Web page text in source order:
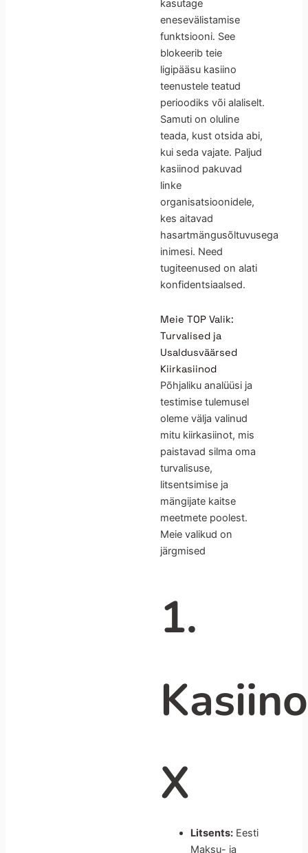
kasutage
enesevälistamise
funktsiooni. See
blokeerib teie
ligipääsu kasiino
teenustele teatud
perioodiks või alaliselt.
Samuti on oluline
teada, kust otsida abi,
kui seda vajate. Paljud
kasiinod pakuvad
linke
organisatsioonidele,
kes aitavad
hasartmängusõltuvusega
inimesi. Need
tugiteenused on alati
konfidentsiaalsed.
Meie TOP Valik:
Turvalised ja
Usaldusväärsed
Kiirkasiinod
Põhjaliku analüüsi ja
testimise tulemusel
oleme välja valinud
mitu kiirkasiinot, mis
paistavad silma oma
turvalisuse,
litsentsimise ja
mängijate kaitse
meetmete poolest.
Meie valikud on
järgmised
1.
Kasiino
X
Litsents: Eesti
Maksu- ja